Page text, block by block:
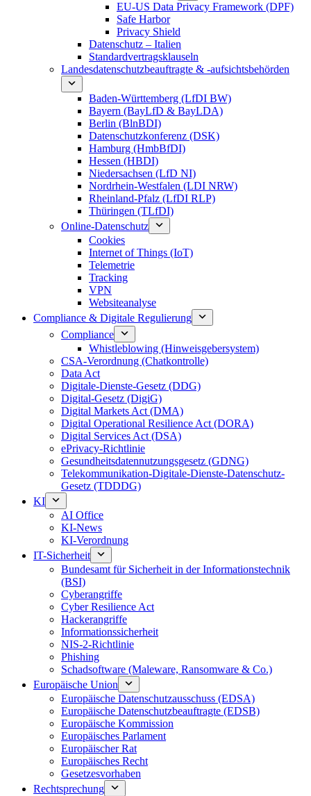
EU-US Data Privacy Framework (DPF)
Safe Harbor
Privacy Shield
Datenschutz – Italien
Standardvertragsklauseln
Landesdatenschutzbeauftragte & -aufsichtsbehörden
Baden-Württemberg (LfDI BW)
Bayern (BayLfD & BayLDA)
Berlin (BlnBDI)
Datenschutzkonferenz (DSK)
Hamburg (HmbBfDI)
Hessen (HBDI)
Niedersachsen (LfD NI)
Nordrhein-Westfalen (LDI NRW)
Rheinland-Pfalz (LfDI RLP)
Thüringen (TLfDI)
Online-Datenschutz
Cookies
Internet of Things (IoT)
Telemetrie
Tracking
VPN
Websiteanalyse
Compliance & Digitale Regulierung
Compliance
Whistleblowing (Hinweisgebersystem)
CSA-Verordnung (Chatkontrolle)
Data Act
Digitale-Dienste-Gesetz (DDG)
Digital-Gesetz (DigiG)
Digital Markets Act (DMA)
Digital Operational Resilience Act (DORA)
Digital Services Act (DSA)
ePrivacy-Richtlinie
Gesundheitsdatennutzungsgesetz (GDNG)
Telekommunikation-Digitale-Dienste-Datenschutz-
Gesetz (TDDDG)
KI
AI Office
KI-News
KI-Verordnung
IT-Sicherheit
Bundesamt für Sicherheit in der Informationstechnik
(BSI)
Cyberangriffe
Cyber Resilience Act
Hackerangriffe
Informationssicherheit
NIS-2-Richtlinie
Phishing
Schadsoftware (Maleware, Ransomware & Co.)
Europäische Union
Europäische Datenschutzausschuss (EDSA)
Europäische Datenschutzbeauftragte (EDSB)
Europäische Kommission
Europäisches Parlament
Europäischer Rat
Europäisches Recht
Gesetzesvorhaben
Rechtsprechung